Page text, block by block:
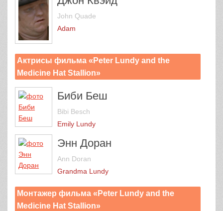
John Quade
Adam
Актрисы фильма «Peter Lundy and the
Medicine Hat Stallion»
Биби Беш
Bibi Besch
Emily Lundy
Энн Доран
Ann Doran
Grandma Lundy
Монтажер фильма «Peter Lundy and the
Medicine Hat Stallion»